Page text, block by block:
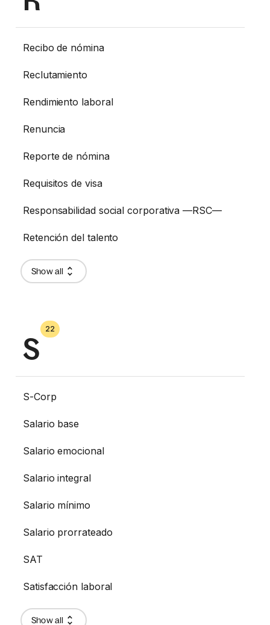
Recibo de nómina
Reclutamiento
Rendimiento laboral
Renuncia
Reporte de nómina
Requisitos de visa
Responsabilidad social corporativa —RSC—
Retención del talento
Show all
S
22
S-Corp
Salario base
Salario emocional
Salario integral
Salario mínimo
Salario prorrateado
SAT
Satisfacción laboral
Show all